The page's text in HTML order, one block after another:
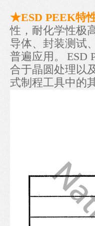
★ESD PEEK特
性，耐化学性极
导体、封装测试
普遍应用。
ESD
合于晶圆处理以
式制程工具中的